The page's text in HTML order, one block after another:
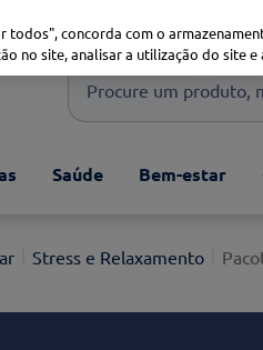
Procure um produto,
1º xiaomi
3º now
Saúde Bem-estar
Stress e Relaxamento
todos", concorda com o
no site, analisar a utilização do site